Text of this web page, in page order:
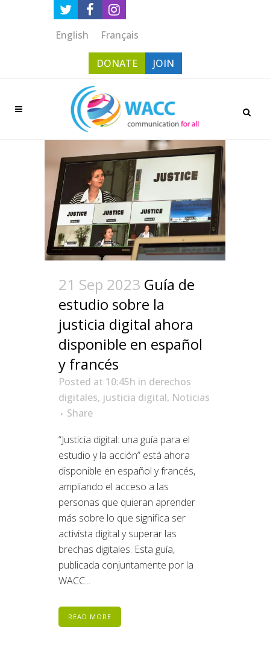
English Français
DONATE JOIN
21 Sep 2023 Guía de
estudio sobre la
justicia digital ahora
disponible en español
y francés
Posted at 10:45h in derechos
digitales, justicia digital, Noticias
Share
“Justicia digital: una guía para el
estudio y la acción” está ahora
disponible en español y francés,
ampliando el acceso a las
personas que quieran aprender
más sobre lo que significa ser
activista digital y superar las
brechas digitales. Esta guía,
publicada conjuntamente por la
WACC...
READ MORE